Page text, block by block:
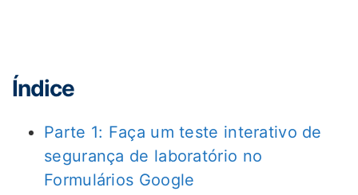
Índice
Parte 1: Faça um teste interativo de
segurança de laboratório no
Formulários Google